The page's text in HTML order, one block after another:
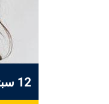
12 سبتمبر